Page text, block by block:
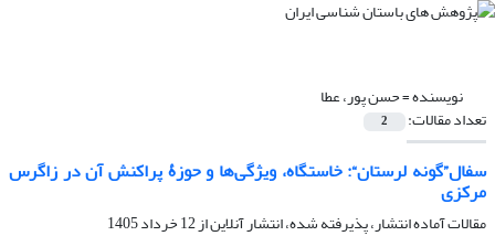
نویسنده =حسن پور، عطا
تعداد مقالات: 2
سفال”گونه لرستان“: خاستگاه، ویژگی‌ها و حوزۀ پراکنش آن در زاگرس
مرکزی
مقالات آماده انتشار، پذیرفته شده، انتشار آنلاین از12 خرداد 1405